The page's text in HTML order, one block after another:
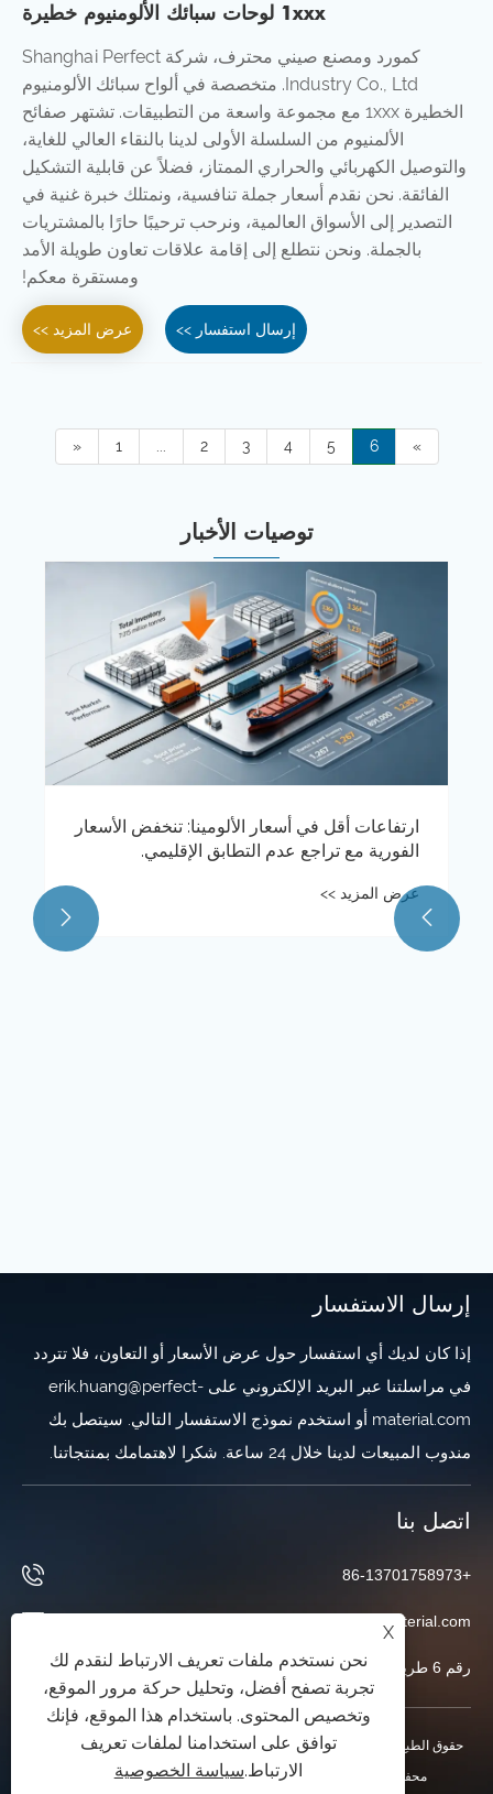
1xxx لوحات سبائك الألومنيوم خطيرة
كمورد ومصنع صيني محترف، شركة Shanghai Perfect
Industry Co., Ltd. متخصصة في ألواح سبائك الألومنيوم
الخطيرة 1xxx مع مجموعة واسعة من التطبيقات. تشتهر صفائح
الألمنيوم من السلسلة الأولى لدينا بالنقاء العالي للغاية،
والتوصيل الكهربائي والحراري الممتاز، فضلاً عن قابلية التشكيل
الفائقة. نحن نقدم أسعار جملة تنافسية، ونمتلك خبرة غنية في
التصدير إلى الأسواق العالمية، ونرحب ترحيبًا حارًا بالمشتريات
بالجملة. ونحن نتطلع إلى إقامة علاقات تعاون طويلة الأمد
ومستقرة معكم!
عرض المزيد >> إرسال استفسار >>
« 1 2 3 4 5 6 »
توصيات الأخبار
ارتفاعات أقل في أسعار الألومينا: تنخفض الأسعار
الفورية مع تراجع عدم التطابق الإقليمي.
عرض المزيد >>


إرسال الاستفسار
إذا كان لديك أي استفسار حول عرض الأسعار أو التعاون، فلا تتردد
في مراسلتنا عبر البريد الإلكتروني على erik.huang@perfect-
material.com أو استخدم نموذج الاستفسار التالي. سيتصل بك
مندوب المبيعات لدينا خلال 24 ساعة. شكرا لاهتمامك بمنتجاتنا.
اتصل بنا
+86-13701758973
erik.huang@perfect-material.com
رقم 6 طريق ونتشوان، حي باوشان، شنغهاي، الصين
حقوق الطبع والنشر © 2026 Shanghai Perfect Industry Co.,Ltd. جميع الحقوق
محفوظة.
Links|Sitemap|RSS
|سياسة الخصوصية
X
نحن نستخدم ملفات تعريف الارتباط لنقدم لك
تجربة تصفح أفضل، وتحليل حركة مرور الموقع،
وتخصيص المحتوى. باستخدام هذا الموقع، فإنك
توافق على استخدامنا لملفات تعريف
الارتباط.سياسة الخصوصية